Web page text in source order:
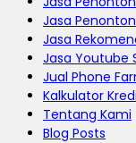
Jasa
Jasa
Jasa Youtube
Jual Phone
Kalkulator
Tentang Kami
Blog Posts